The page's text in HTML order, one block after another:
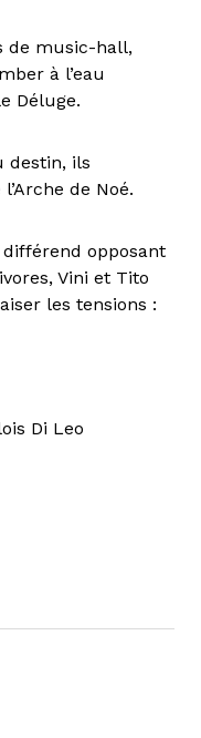
de music-hall,
à l’eau
Déluge.
destin, ils
de Noé.
opposant
Vini et Tito
les tensions :
Di Leo